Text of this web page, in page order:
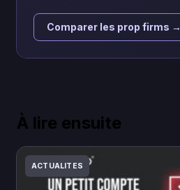
Comparer les prop firms →
À lire ensuite
ACTUALITES